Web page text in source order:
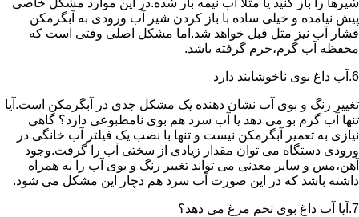
شیرها را باز کنید یا مثلا آب نیمه باز شده.در این موارد مشکل خاصی
پیش نیامده و خیلی ساده با باز کردن شیر آب ورودی به آبگرمکن
فشار آب نیز مثل قبل خواهد شد.اما مشکل اصلی وقتی است که
محفظه آب گرم،جرم گرفته باشد.
6.آب داغ بوی ناخوشایند دارد
تغییر رنگ و بوی آب نشان دهنده یک مشکل جدی در آبگرمکن است.آیا
تنها آب گرم بو می دهد یا آب سرد هم بوی نامطبوعی دارد؟ گاهی
نیازی به تعمیر آبگرمکن نیست و تنها با نصب یک فیلتر آب خانگی در
ورودی دستگاه می توان مقدار زیادی از سختی آب را گرفت.وجود
آهن،مس و سایر معدنی می تواند تغییر رنگ و بوی آب را به همراه
داشته باشد که در این صورت آب سرد هم دچار این مشکل می شود.
7.آیا آب داغ بوی تخم مرغ می دهد؟